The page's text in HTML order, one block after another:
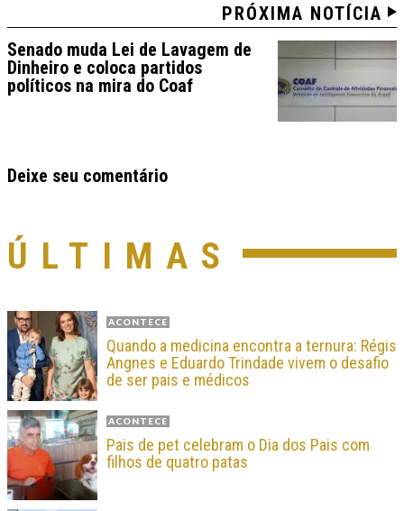
PRÓXIMA NOTÍCIA
Senado muda Lei de Lavagem de
Dinheiro e coloca partidos
políticos na mira do Coaf
Deixe seu comentário
ÚLTIMAS
ACONTECE
Quando a medicina encontra a ternura: Régis
Angnes e Eduardo Trindade vivem o desafio
de ser pais e médicos
ACONTECE
Pais de pet celebram o Dia dos Pais com
filhos de quatro patas